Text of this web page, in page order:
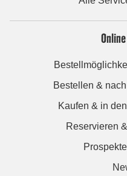
Bestellen &
Kaufen & in
Reservieren